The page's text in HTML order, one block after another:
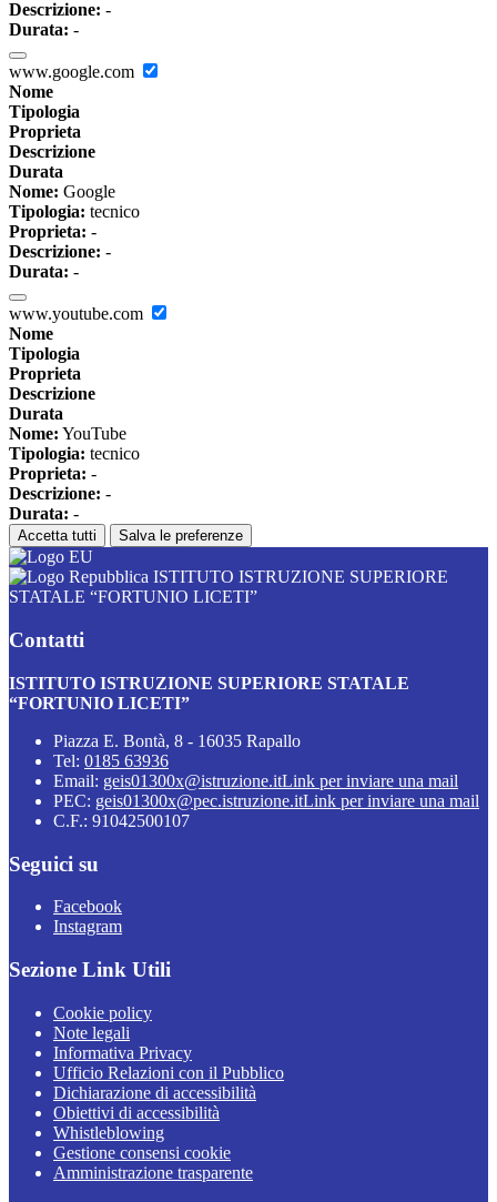
Descrizione: -
Durata: -
www.google.com
Nome
Tipologia
Proprieta
Descrizione
Durata
Nome: Google
Tipologia: tecnico
Proprieta: -
Descrizione: -
Durata: -
www.youtube.com
Nome
Tipologia
Proprieta
Descrizione
Durata
Nome: YouTube
Tipologia: tecnico
Proprieta: -
Descrizione: -
Durata: -
Accetta tutti Salva le preferenze
ISTITUTO ISTRUZIONE SUPERIORE
STATALE “FORTUNIO LICETI”
Contatti
ISTITUTO ISTRUZIONE SUPERIORE STATALE
“FORTUNIO LICETI”
Piazza E. Bontà, 8 - 16035 Rapallo
Tel: 0185 63936
Email: geis01300x@istruzione.itLink per inviare una mail
PEC: geis01300x@pec.istruzione.itLink per inviare una mail
C.F.: 91042500107
Seguici su
Facebook
Instagram
Sezione Link Utili
Cookie policy
Note legali
Informativa Privacy
Ufficio Relazioni con il Pubblico
Dichiarazione di accessibilità
Obiettivi di accessibilità
Whistleblowing
Gestione consensi cookie
Amministrazione trasparente